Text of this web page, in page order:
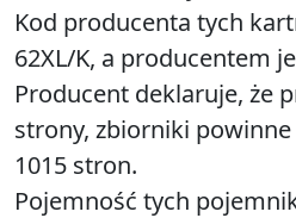
Kod producenta tych
62XL/K, a producentem
Producent deklaruje, że
strony, zbiorniki powinne
1015 stron.
Pojemność tych